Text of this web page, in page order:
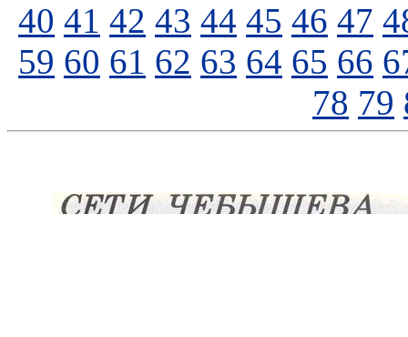
40 41 42 43 44 45 46 47
59 60 61 62 63 64 65 66
78 79